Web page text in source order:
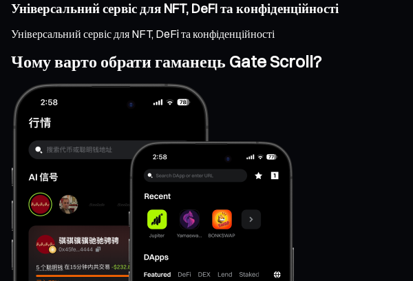
Універсальний сервіс для NFT, DeFi та конфіденційності
Універсальний сервіс для NFT, DeFi та конфіденційності
Чому варто обрати гаманець Gate Scroll?